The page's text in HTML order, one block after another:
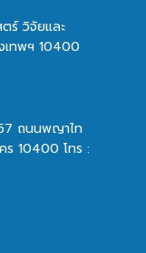
ร์ วิจัยและ
เทพฯ 10400
ถนนพญาไท
ร 10400 โทร :